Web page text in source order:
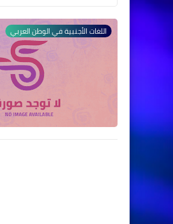
اللغات الأجنبية في الوطن العربي